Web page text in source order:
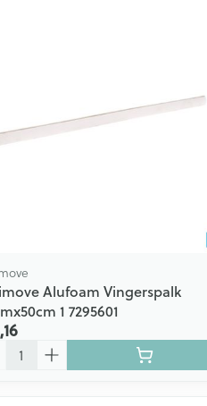
Alufoam Vingerspalk
1 7295601